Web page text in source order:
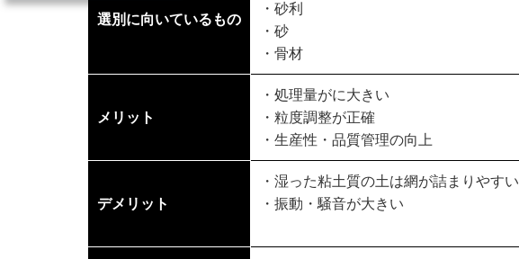
選別に向いているもの
・砂利
・砂
・骨材
メリット
・処理量がに大きい
・粒度調整が正確
・生産性・品質管理の向上
デメリット
・湿った粘土質の土は網が詰まりやすい
・振動・騒音が大きい